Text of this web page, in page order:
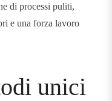
di processi puliti,
e una forza lavoro
unici